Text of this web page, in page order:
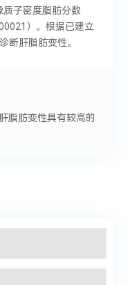
质子密度脂肪分数
）。根据已建立
断肝脂肪变性。
脂肪变性具有较高的